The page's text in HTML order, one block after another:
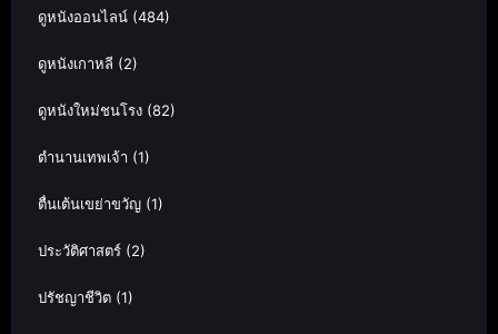
ดูหนังออนไลน์ (484)
ดูหนังเกาหลี (2)
ดูหนังใหม่ชนโรง (82)
ตำนานเทพเจ้า (1)
ตื่นเต้นเขย่าขวัญ (1)
ประวัติศาสตร์ (2)
ปรัชญาชีวิต (1)